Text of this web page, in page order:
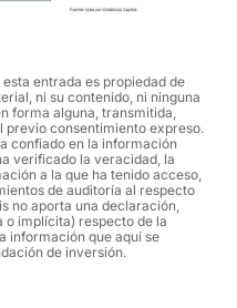
entrada es propiedad de
ni su contenido, ni ninguna
forma alguna, transmitida,
previo consentimiento expreso.
confiado en la información
verificado la veracidad, la
a la que ha tenido acceso,
de auditoría al respecto
no aporta una declaración,
o implícita) respecto de la
información que aquí se
de inversión.